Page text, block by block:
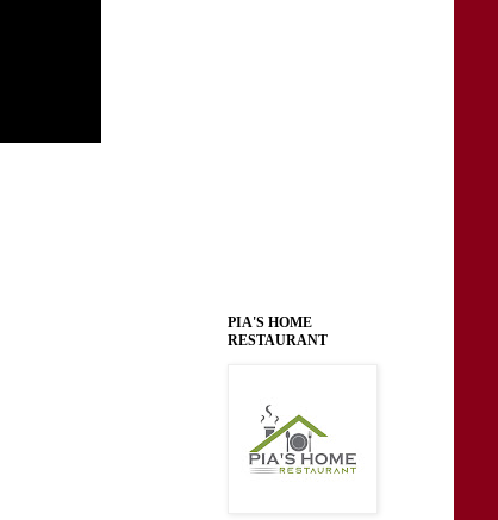
PIA'S HOME
RESTAURANT